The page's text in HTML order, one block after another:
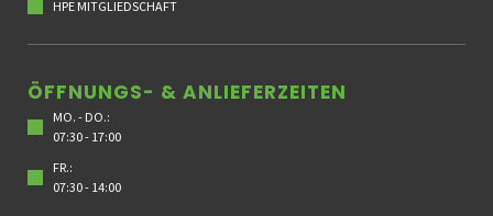
HPE MITGLIEDSCHAFT
ÖFFNUNGS- & ANLIEFERZEITEN
MO. - DO.:
07:30 - 17:00
FR.:
07:30 - 14:00